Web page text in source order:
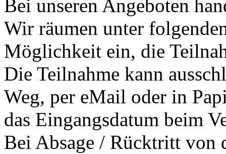
Bei unseren Angeboten
Wir räumen unter
Möglichkeit ein, die
Die Teilnahme kann
Weg, per eMail oder in
das Eingangsdatum beim
Bei Absage / Rücktritt von